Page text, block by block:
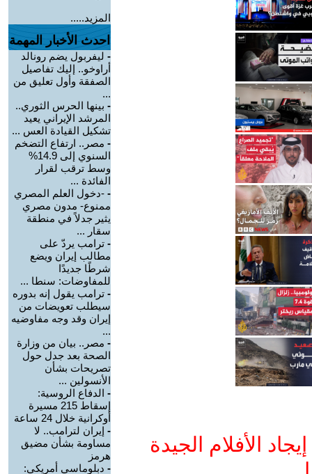
الأفلام الجيدة
المزيد.....
احدث الأخبار المهمة
- ليفربول يضم رونالد
أراوخو.. إليك تفاصيل
الصفقة وأول تعليق من
...
- بينها الحرس الثوري..
المرشد الإيراني يعيد
تشكيل القيادة العس ...
- مصر.. ارتفاع التضخم
السنوي إلى 14.9%
وسط ترقب لقرار
الفائدة ...
- -دخول العلم المصري
ممنوع- مدون مصري
يثير جدلاً في منطقة
سقار ...
- ترامب يردّ على
مطالب إيران ويضع
شرطًا جديدًا
للمفاوضات: سنطا ...
- ترامب يقول إنه بدوره
سيطلب تعويضات من
إيران وقد وجه مفاوضيه
...
- مصر.. بيان من وزارة
الصحة بعد جدل حول
تصريحات بشأن
الأنسولين ...
- الدفاع الروسية:
إسقاط 215 مسيرة
أوكرانية خلال 24 ساعة
- إيران لترامب.. لا
مساومة بشأن مضيق
هرمز
- دبلوماسي أمريكي: